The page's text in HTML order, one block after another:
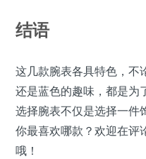
结语
这几款腕表各具特色，不
还是蓝色的趣味，都是为
选择腕表不仅是选择一件
你最喜欢哪款？欢迎在评
哦！